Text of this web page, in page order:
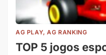
AG PLAY, AG RANKING
TOP 5 jogos